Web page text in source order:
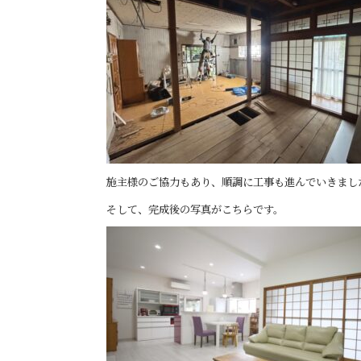
施主様のご協力もあり、順調に工事も進んでいきまし
そして、完成後の写真がこちらです。